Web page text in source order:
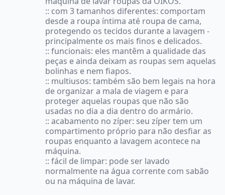
:: com 3 tamanhos diferentes: comportam
desde a roupa íntima até roupa de cama,
protegendo os tecidos durante a lavagem -
principalmente os mais finos e delicados.
:: funcionais: eles mantêm a qualidade das
peças e ainda deixam as roupas sem aquelas
bolinhas e nem fiapos.
:: multiusos: também são bem legais na hora
de organizar a mala de viagem e para
proteger aquelas roupas que não são
usadas no dia a dia dentro do armário.
:: acabamento no zíper: seu zíper tem um
compartimento próprio para não desfiar as
roupas enquanto a lavagem acontece na
máquina.
:: fácil de limpar: pode ser lavado
normalmente na água corrente com sabão
ou na máquina de lavar.